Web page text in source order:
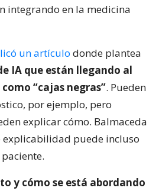
integrando en la medicina
un artículo donde plantea
IA que están llegando al
“cajas negras”. Pueden
por ejemplo, pero
explicar cómo. Balmaceda
explicabilidad puede incluso
y cómo se está abordando